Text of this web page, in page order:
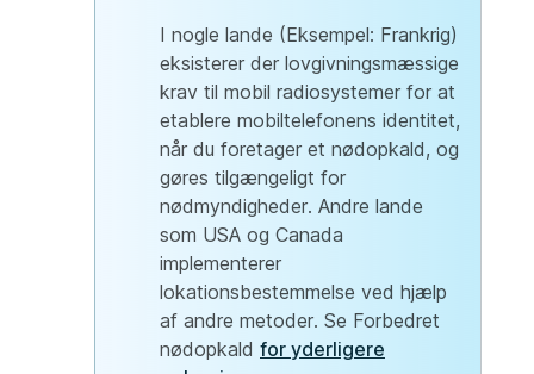
I nogle lande (Eksempel: Frankrig)
eksisterer der lovgivningsmæssige
krav til mobil radiosystemer for at
etablere mobiltelefonens identitet,
når du foretager et nødopkald, og
gøres tilgængeligt for
nødmyndigheder. Andre lande
som USA og Canada
implementerer
lokationsbestemmelse ved hjælp
af andre metoder. Se Forbedret
nødopkald for yderligere